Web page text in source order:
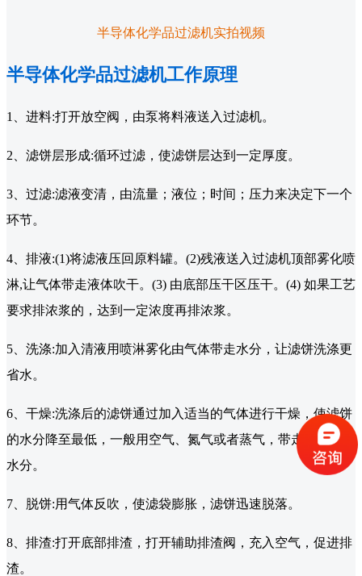
半导体化学品过滤机实拍视频
半导体化学品过滤机工作原理
1、进料:打开放空阀，由泵将料液送入过滤机。
2、滤饼层形成:循环过滤，使滤饼层达到一定厚度。
3、过滤:滤液变清，由流量；液位；时间；压力来决定下一个
环节。
4、排液:(1)将滤液压回原料罐。(2)残液送入过滤机顶部雾化喷
淋,让气体带走液体吹干。(3) 由底部压干区压干。(4) 如果工艺
要求排浓浆的，达到一定浓度再排浓浆。
5、洗涤:加入清液用喷淋雾化由气体带走水分，让滤饼洗涤更
省水。
6、干燥:洗涤后的滤饼通过加入适当的气体进行干燥，使滤饼
的水分降至最低，一般用空气、氮气或者蒸气，带走滤饼中的
水分。
7、脱饼:用气体反吹，使滤袋膨胀，滤饼迅速脱落。
8、排渣:打开底部排渣，打开辅助排渣阀，充入空气，促进排
渣。